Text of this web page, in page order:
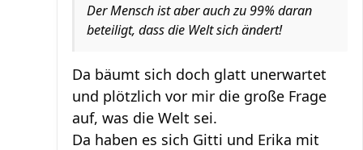
Der Mensch ist aber auch zu 99% daran
beteiligt, dass die Welt sich ändert!
Da bäumt sich doch glatt unerwartet
und plötzlich vor mir die große Frage
auf, was die Welt sei.
Da haben es sich Gitti und Erika mit